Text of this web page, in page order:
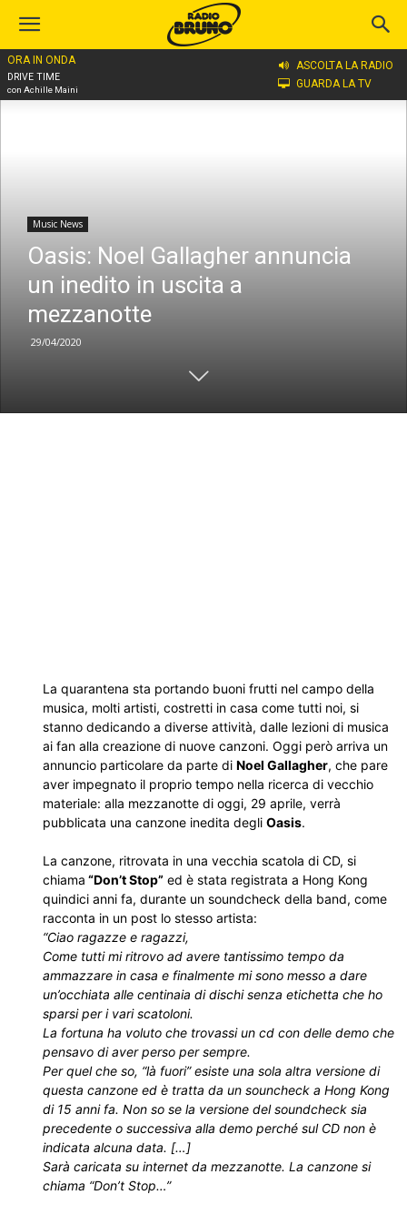
ORA IN ONDA
DRIVE TIME
con Achille Maini
ASCOLTA LA RADIO
GUARDA LA TV
Home
Music News
Oasis: Noel Gallagher annuncia
un inedito in uscita a
mezzanotte
29/04/2020
La quarantena sta portando buoni frutti nel campo della
musica, molti artisti, costretti in casa come tutti noi, si
stanno dedicando a diverse attività, dalle lezioni di musica
ai fan alla creazione di nuove canzoni. Oggi però arriva un
annuncio particolare da parte di Noel Gallagher, che pare
aver impegnato il proprio tempo nella ricerca di vecchio
materiale: alla mezzanotte di oggi, 29 aprile, verrà
pubblicata una canzone inedita degli Oasis.
La canzone, ritrovata in una vecchia scatola di CD, si
chiama “Don’t Stop” ed è stata registrata a Hong Kong
quindici anni fa, durante un soundcheck della band, come
racconta in un post lo stesso artista:
“Ciao ragazze e ragazzi,
Come tutti mi ritrovo ad avere tantissimo tempo da
ammazzare in casa e finalmente mi sono messo a dare
un’occhiata alle centinaia di dischi senza etichetta che ho
sparsi per i vari scatoloni.
La fortuna ha voluto che trovassi un cd con delle demo che
pensavo di aver perso per sempre.
Per quel che so, “là fuori” esiste una sola altra versione di
questa canzone ed è tratta da un souncheck a Hong Kong
di 15 anni fa. Non so se la versione del soundcheck sia
precedente o successiva alla demo perché sul CD non è
indicata alcuna data. […]
Sarà caricata su internet da mezzanotte. La canzone si
chiama “Don’t Stop…”